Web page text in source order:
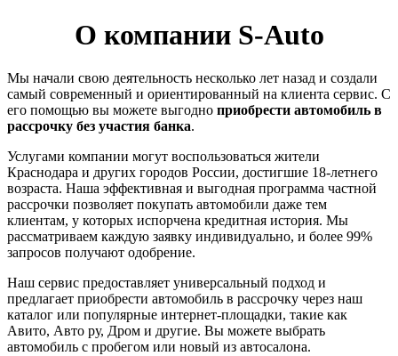
О компании S-Auto
Мы начали свою деятельность несколько лет назад и создали
самый современный и ориентированный на клиента сервис. С
его помощью вы можете выгодно приобрести автомобиль в
рассрочку без участия банка.
Услугами компании могут воспользоваться жители
Краснодара и других городов России, достигшие 18-летнего
возраста. Наша эффективная и выгодная программа частной
рассрочки позволяет покупать автомобили даже тем
клиентам, у которых испорчена кредитная история. Мы
рассматриваем каждую заявку индивидуально, и более 99%
запросов получают одобрение.
Наш сервис предоставляет универсальный подход и
предлагает приобрести автомобиль в рассрочку через наш
каталог или популярные интернет-площадки, такие как
Авито, Авто ру, Дром и другие. Вы можете выбрать
автомобиль с пробегом или новый из автосалона.